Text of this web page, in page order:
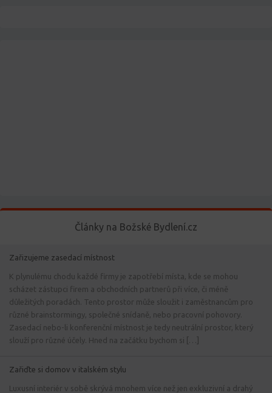
Články na Božské Bydlení.cz
Zařizujeme zasedací místnost
K plynulému chodu každé firmy je zapotřebí místa, kde se mohou
scházet zástupci firem a obchodních partnerů při více, či méně
důležitých poradách. Tento prostor může sloužit i zaměstnancům pro
různé brainstormingy, společné snídaně, nebo pracovní pohovory.
Zasedací nebo-li konferenční místnost je tedy neutrální prostor, který
slouží pro různé účely. Hned na začátku bychom si […]
Zařiďte si domov v italském stylu
Luxusní interiér v sobě skrývá mnohem více než jen exkluzivní a drahý